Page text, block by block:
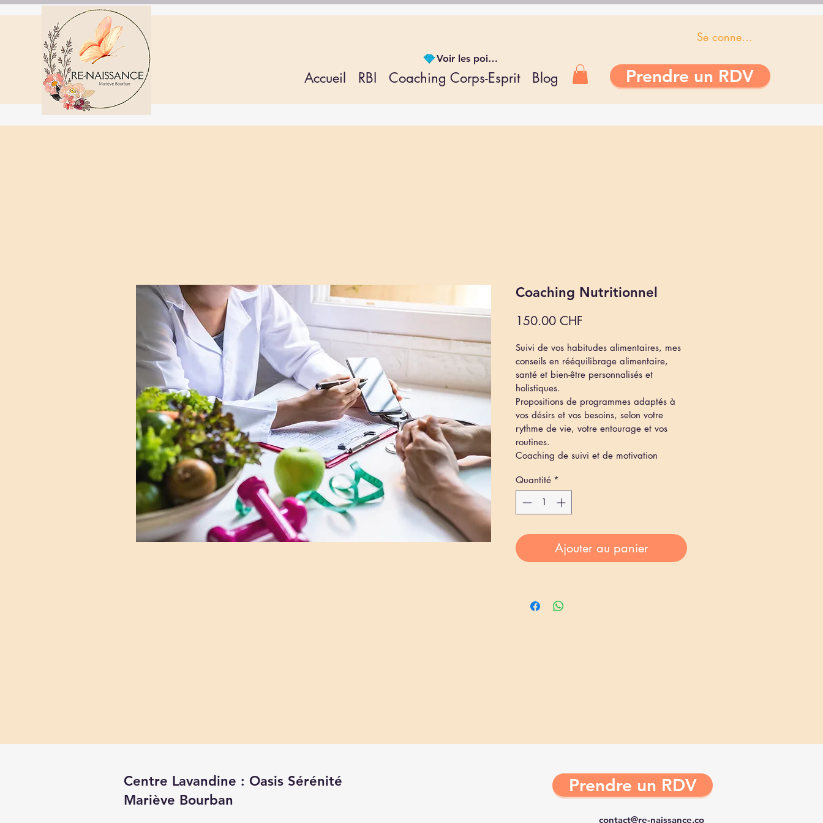
Accueil RBI Coaching Corps-Esprit Blog
Se connecter
Prendre un RDV
Voir les points
Coaching Nutritionnel
150.00 CHF
Suivi de vos habitudes alimentaires, mes
conseils en rééquilibrage alimentaire,
santé et bien-être personnalisés et
holistiques.
Propositions de programmes adaptés à
vos désirs et vos besoins, selon votre
rythme de vie, votre entourage et vos
routines.
Coaching de suivi et de motivation
Quantité *
Ajouter au panier
Centre Lavandine : Oasis Sérénité
Mariève Bourban
Prendre un RDV
contact@re-naissance.co